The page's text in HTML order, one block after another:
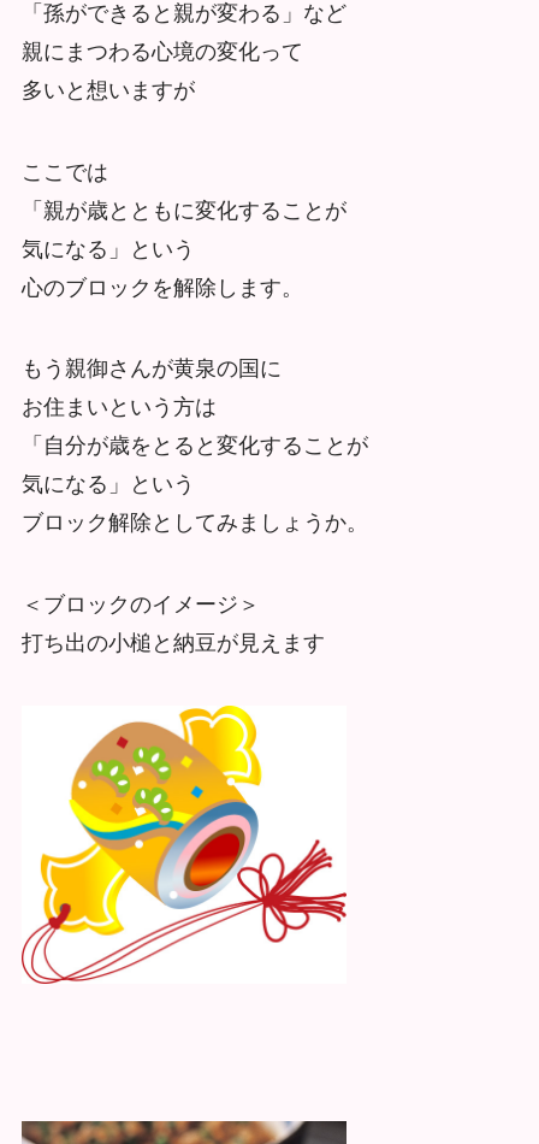
「孫ができると親が変わる」など
親にまつわる心境の変化って
多いと想いますが
ここでは
「親が歳とともに変化することが
気になる」という
心のブロックを解除します。
もう親御さんが黄泉の国に
お住まいという方は
「自分が歳をとると変化することが
気になる」という
ブロック解除としてみましょうか。
＜ブロックのイメージ＞
打ち出の小槌と納豆が見えます